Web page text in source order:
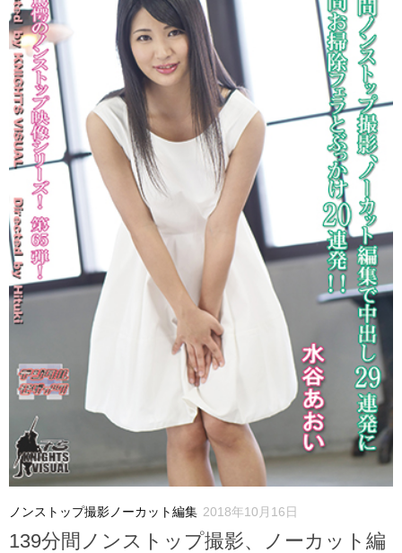
ノンストップ撮影ノーカット編集 2018年10月16日
139分間ノンストップ撮影、ノーカット編